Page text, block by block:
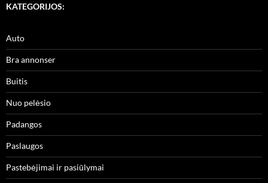
KATEGORIJOS:
Auto
Bra annonser
Buitis
Nuo pelėsio
Padangos
Paslaugos
Pastebėjimai ir pasiūlymai